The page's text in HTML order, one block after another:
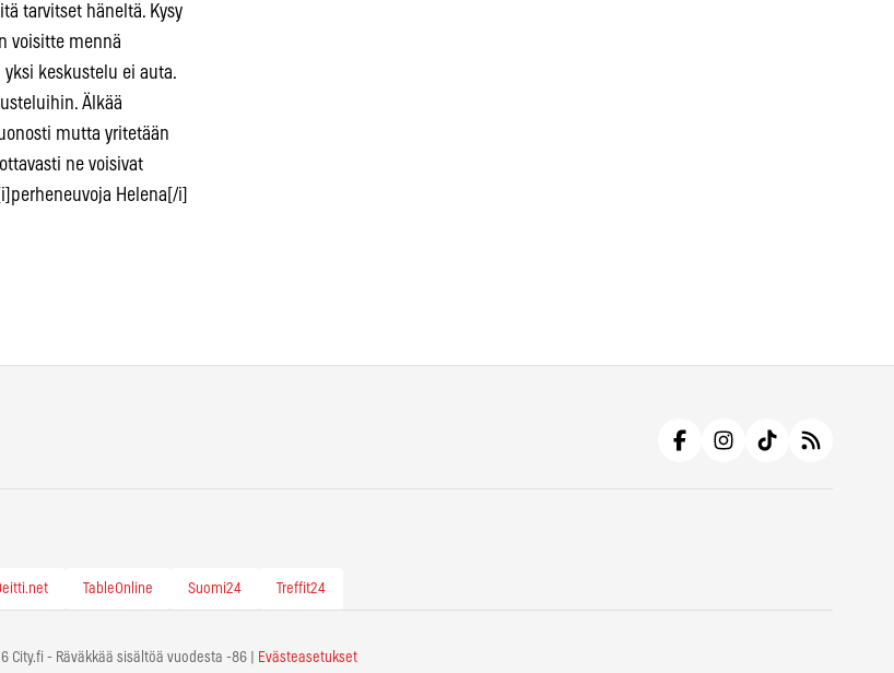
tarvitset häneltä. Kysy
voisitte mennä
keskustelu ei auta.
Älkää
mutta yritetään
ne voisivat
Helena[/i]
TableOnline Suomi24 Treffit24
City.fi - Räväkkää sisältöä vuodesta -86 | Evästeasetukset